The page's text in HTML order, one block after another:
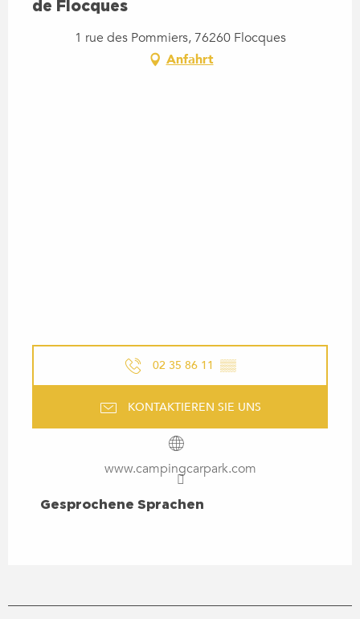
de Flocques
1 rue des Pommiers, 76260 Flocques
Anfahrt
02 35 86 11 ▒▒
KONTAKTIEREN SIE UNS
www.campingcarpark.com
GESPROCHENE SPRACHEN
Gesprochene Sprachen